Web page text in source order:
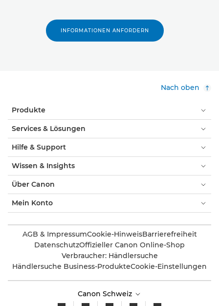
INFORMATIONEN ANFORDERN
Nach oben
Produkte
Services & Lösungen
Hilfe & Support
Wissen & Insights
Über Canon
Mein Konto
AGB & ImpressumCookie-HinweisBarrierefreiheit
DatenschutzOffizieller Canon Online-Shop
Verbraucher: Händlersuche
Händlersuche Business-ProdukteCookie-Einstellungen
Canon Schweiz